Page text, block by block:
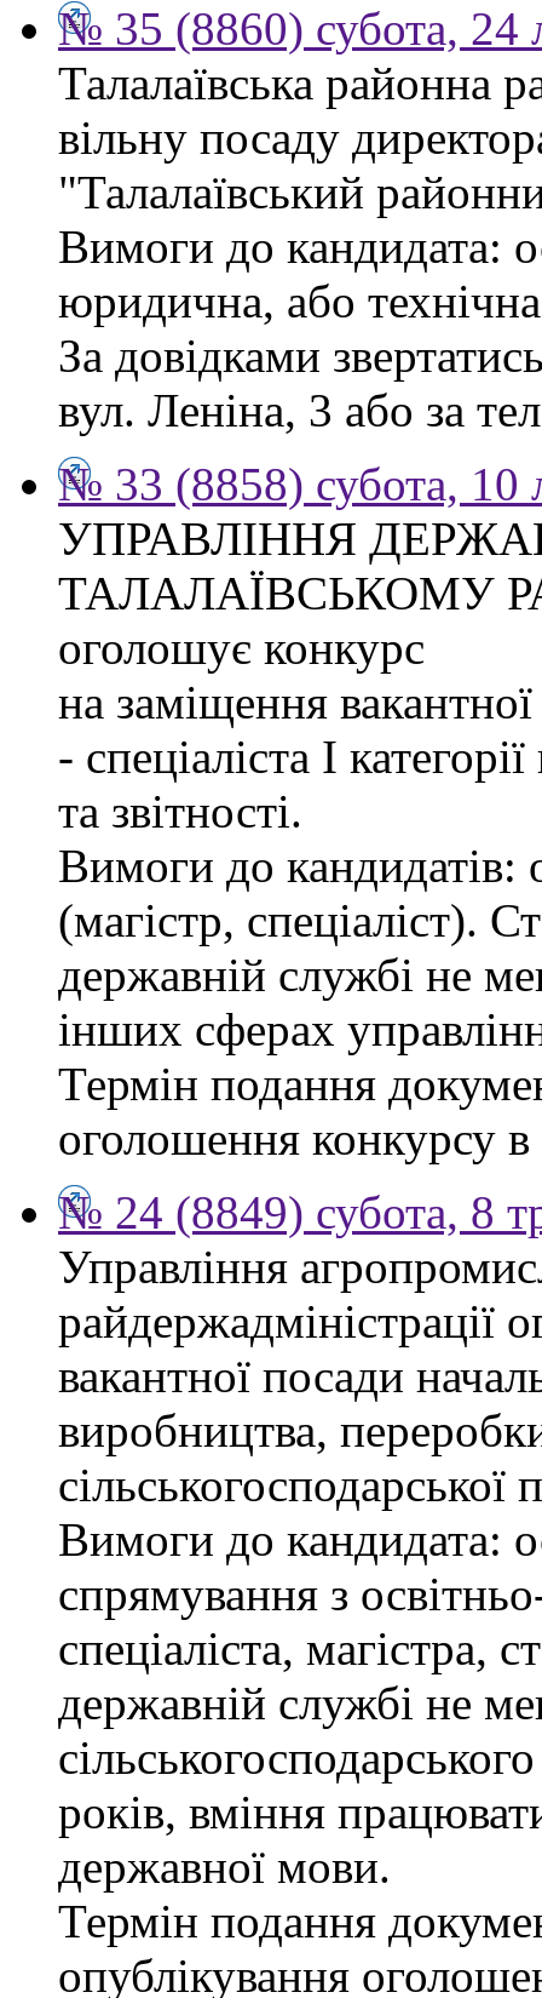
№ 35 (8860) субота, 24
Талалаївська районна
вільну посаду
"Талалаївський
Вимоги до кандидата:
юридична, або
За довідками
вул. Леніна, 3 або за
№ 33 (8858) субота, 10
УПРАВЛІННЯ
ТАЛАЛАЇВСЬКОМУ
оголошує конкурс
на заміщення
- спеціаліста І
та звітності.
Вимоги до кандидатів:
(магістр, спеціаліст).
державній службі не
інших сферах
Термін подання
оголошення конкурсу в
№ 24 (8849) субота, 8
Управління
райдержадміністрації
вакантної посади
виробництва,
сільськогосподарської
Вимоги до кандидата:
спрямування з
спеціаліста, магістра,
державній службі не
років, вміння
державної мови.
Термін подання
опублікування